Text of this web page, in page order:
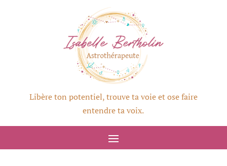
Libère ton potentiel, trouve ta voie et ose faire
entendre ta voix.